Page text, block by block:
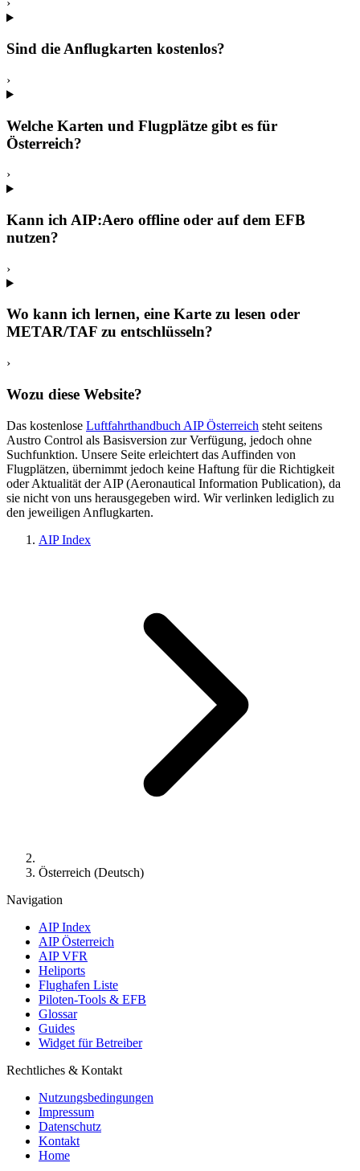
›
Sind die Anflugkarten kostenlos?
›
Welche Karten und Flugplätze gibt es für
Österreich?
›
Kann ich AIP:Aero offline oder auf dem EFB
nutzen?
›
Wo kann ich lernen, eine Karte zu lesen oder
METAR/TAF zu entschlüsseln?
›
Wozu diese Website?
Das kostenlose Luftfahrthandbuch AIP Österreich steht seitens
Austro Control als Basisversion zur Verfügung, jedoch ohne
Suchfunktion. Unsere Seite erleichtert das Auffinden von
Flugplätzen, übernimmt jedoch keine Haftung für die Richtigkeit
oder Aktualität der AIP (Aeronautical Information Publication), da
sie nicht von uns herausgegeben wird. Wir verlinken lediglich zu
den jeweiligen Anflugkarten.
AIP Index
Österreich (Deutsch)
Navigation
AIP Index
AIP Österreich
AIP VFR
Heliports
Flughafen Liste
Piloten-Tools & EFB
Glossar
Guides
Widget für Betreiber
Rechtliches & Kontakt
Nutzungsbedingungen
Impressum
Datenschutz
Kontakt
Home